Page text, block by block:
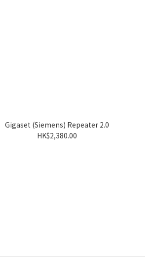
Gigaset (Siemens) Repeater 2.0
HK$2,380.00